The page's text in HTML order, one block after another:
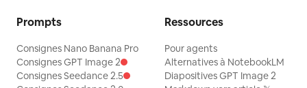
Prompts
Consignes Nano Banana Pro
Consignes GPT Image 2
Consignes Seedance 2.5
Ressources
Pour agents
Alternatives à NotebookLM
Diapositives GPT Image 2